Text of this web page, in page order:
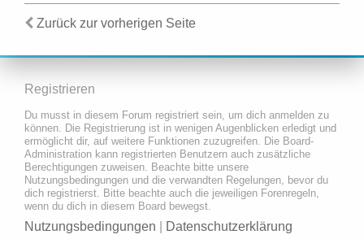
Zurück zur vorherigen Seite
Registrieren
Du musst in diesem Forum registriert sein, um dich anmelden zu
können. Die Registrierung ist in wenigen Augenblicken erledigt und
ermöglicht dir, auf weitere Funktionen zuzugreifen. Die Board-
Administration kann registrierten Benutzern auch zusätzliche
Berechtigungen zuweisen. Beachte bitte unsere
Nutzungsbedingungen und die verwandten Regelungen, bevor du
dich registrierst. Bitte beachte auch die jeweiligen Forenregeln,
wenn du dich in diesem Board bewegst.
Nutzungsbedingungen Datenschutzerklärung